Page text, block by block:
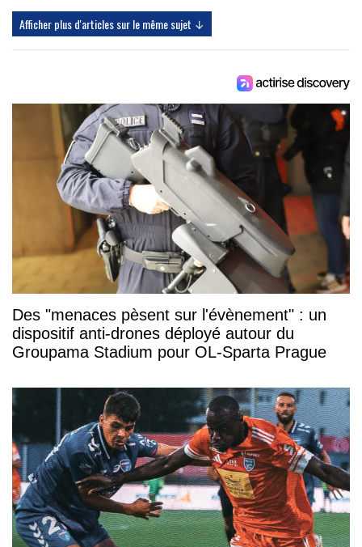
Afficher plus d'articles sur le même sujet ↓
Des "menaces pèsent sur l'évènement" : un
dispositif anti-drones déployé autour du
Groupama Stadium pour OL-Sparta Prague